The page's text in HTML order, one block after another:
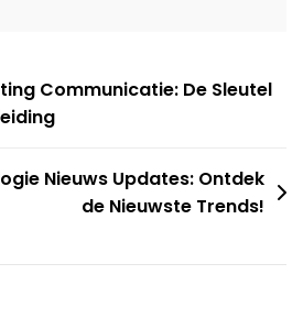
Communicatie: De Sleutel
Nieuws Updates: Ontdek
de Nieuwste Trends!